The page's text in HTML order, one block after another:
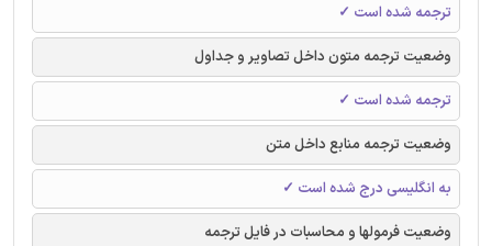
ترجمه شده است ✓
وضعیت ترجمه متون داخل تصاویر و جداول
ترجمه شده است ✓
وضعیت ترجمه منابع داخل متن
به انگلیسی درج شده است ✓
وضعیت فرمولها و محاسبات در فایل ترجمه